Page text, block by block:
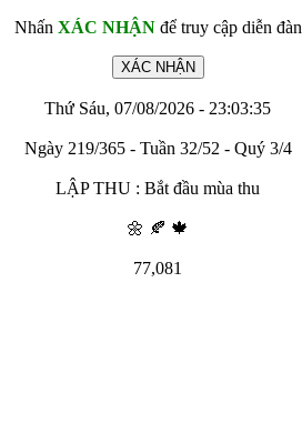
Nhấn XÁC NHẬNđể truy cập diễn đàn
Thứ Sáu, 07/08/2026 - 23:03:35
Ngày 219/365 - Tuần 32/52 - Quý 3/4
LẬP THU : Bắt đầu mùa thu
🌼 🍂 🍁
77,081